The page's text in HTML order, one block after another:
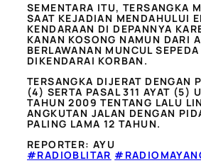
SEMENTARA ITU, TERSANGKA
SAAT KEJADIAN MENDAHULUI
KENDARAAN DI DEPANNYA
KANAN KOSONG NAMUN DARI
BERLAWANAN MUNCUL
DIKENDARAI KORBAN.
TERSANGKA DIJERAT DENGAN
(4) SERTA PASAL 311 AYAT (5)
TAHUN 2009 TENTANG LALU
ANGKUTAN JALAN DENGAN
PALING LAMA 12 TAHUN.
REPORTER: AYU
#RADIOBLITAR